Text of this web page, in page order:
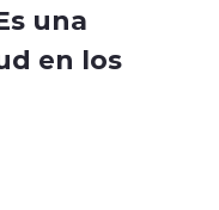
una
en los